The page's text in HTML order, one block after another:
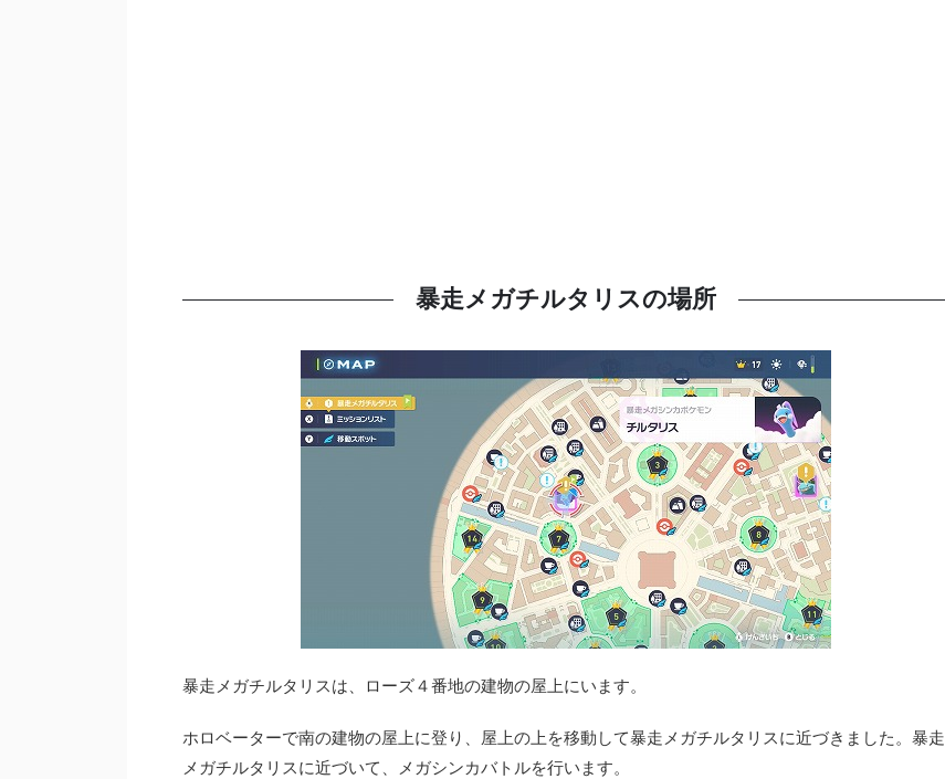
暴走メガチルタリスの場所
暴走メガチルタリスは、ローズ４番地の建物の屋上にいます。
ホロベーターで南の建物の屋上に登り、屋上の上を移動して暴走メガチルタリスに近づきました。暴走
メガチルタリスに近づいて、メガシンカバトルを行います。